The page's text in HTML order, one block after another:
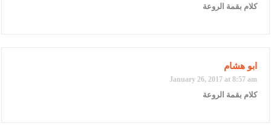
كلام بقمة الروعة
ابو هشام
January 26, 2017 at 8:57 am
كلام بقمة الروعة